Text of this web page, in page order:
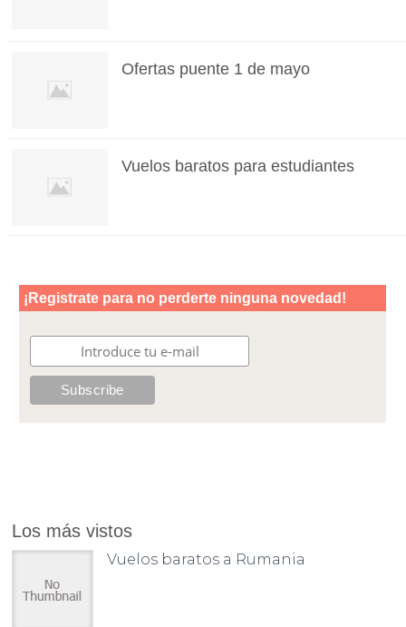
Ofertas puente 1 de mayo
Vuelos baratos para estudiantes
Los más vistos
Vuelos baratos a Rumania